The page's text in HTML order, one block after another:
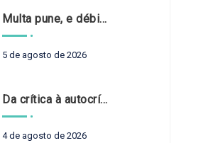
Multa pune, e débito recompõe. § 3º do art. 71 da Constituição: um problema de legística formal
5 de agosto de 2026
Da crítica à autocrítica: Tribunais de Contas sob um novo olhar?
4 de agosto de 2026